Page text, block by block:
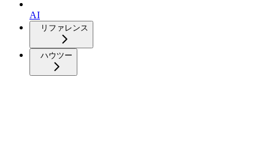
AI
リファレンス
ハウツー